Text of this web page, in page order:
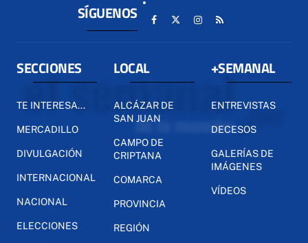
SÍGUENOS
SECCIONES
TE INTERESA...
MERCADILLO
DIVULGACIÓN
INTERNACIONAL
NACIONAL
ELECCIONES
LOCAL
ALCÁZAR DE
SAN JUAN
CAMPO DE
CRIPTANA
COMARCA
PROVINCIA
REGIÓN
+SEMANAL
ENTREVISTAS
DECESOS
GALERÍAS DE
IMÁGENES
VÍDEOS